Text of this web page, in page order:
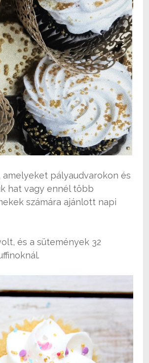
pályaudvarokon és
hat vagy ennél több
számára ajánlott napi
és a sütemények 32